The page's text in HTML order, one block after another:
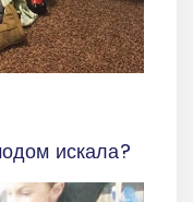
искала?